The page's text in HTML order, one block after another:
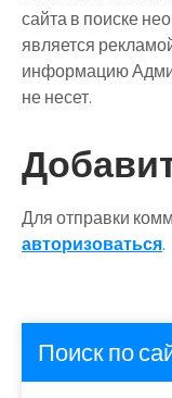
сайта в поиске
является
информацию
не несет.
Для отправки
авторизоваться.
Поиск по